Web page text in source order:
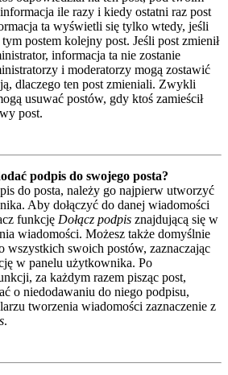
ile razy i kiedy ostatni raz post
ta wyświetli się tylko wtedy, jeśli
postem kolejny post. Jeśli post zmienił
informacja ta nie zostanie
i moderatorzy mogą zostawić
dlaczego ten post zmieniali. Zwykli
usuwać postów, gdy ktoś zamieścił
post.
podpis do swojego posta?
do posta, należy go najpierw utworzyć
Aby dołączyć do danej wiadomości
funkcję Dołącz podpis znajdującą się w
wiadomości. Możesz także domyślnie
wszystkich swoich postów, zaznaczając
w panelu użytkownika. Po
za każdym razem pisząc post,
o niedodawaniu do niego podpisu,
tworzenia wiadomości zaznaczenie z
.